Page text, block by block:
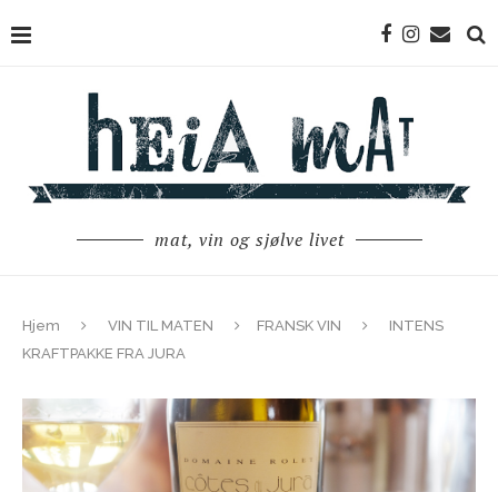
mat, vin og sjølve livet
Hjem VIN TIL MATEN FRANSK VIN
INTENS
KRAFTPAKKE FRA JURA